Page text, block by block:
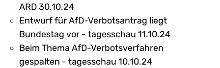
ARD 30.10.24
Entwurf für AfD-Verbotsantrag liegt
Bundestag vor - tagesschau 11.10.24
Beim Thema AfD-Verbotsverfahren
gespalten - tagesschau 10.10.24